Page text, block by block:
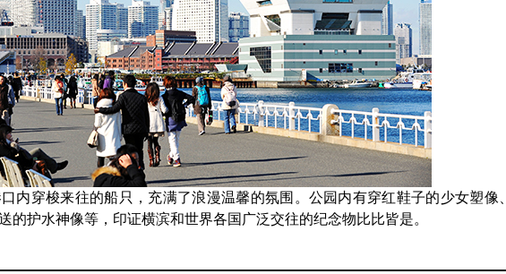
内穿梭来往的船只，充满了浪漫温馨的氛围。公园内有穿红鞋子的少女塑像、
的护水神像等，印证横滨和世界各国广泛交往的纪念物比比皆是。